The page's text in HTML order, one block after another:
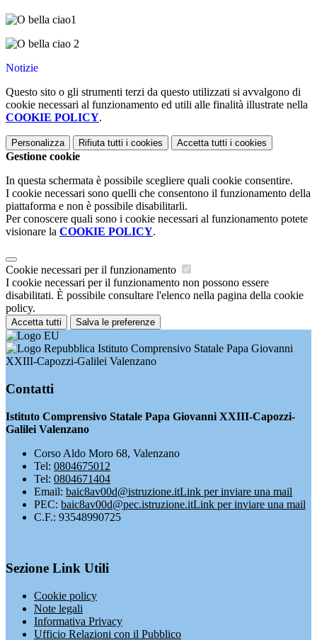
Notizie
Questo sito o gli strumenti terzi da questo utilizzati si avvalgono di
cookie necessari al funzionamento ed utili alle finalità illustrate nella
COOKIE POLICY.
Personalizza Rifiuta tutti i cookies Accetta tutti i cookies
Gestione cookie
In questa schermata è possibile scegliere quali cookie consentire.
I cookie necessari sono quelli che consentono il funzionamento della
piattaforma e non è possibile disabilitarli.
Per conoscere quali sono i cookie necessari al funzionamento potete
visionare la COOKIE POLICY.
Cookie necessari per il funzionamento
I cookie necessari per il funzionamento non possono essere
disabilitati. È possibile consultare l'elenco nella pagina della cookie
policy.
Accetta tutti Salva le preferenze
Istituto Comprensivo Statale Papa Giovanni
XXIII-Capozzi-Galilei Valenzano
Contatti
Istituto Comprensivo Statale Papa Giovanni XXIII-Capozzi-
Galilei Valenzano
Corso Aldo Moro 68, Valenzano
Tel: 0804675012
Tel: 0804671404
Email: baic8av00d@istruzione.itLink per inviare una mail
PEC: baic8av00d@pec.istruzione.itLink per inviare una mail
C.F.: 93548990725
Sezione Link Utili
Cookie policy
Note legali
Informativa Privacy
Ufficio Relazioni con il Pubblico